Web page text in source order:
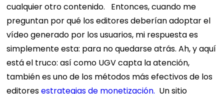
cualquier otro contenido.
Entonces, cuando me
preguntan por qué los editores deberían adoptar el
vídeo generado por los usuarios, mi respuesta es
simplemente esta: para no quedarse atrás. Ah, y aquí
está el truco: así como UGV capta la atención,
también es uno de los métodos más efectivos de los
editoresestrategias de monetización. Un sitio